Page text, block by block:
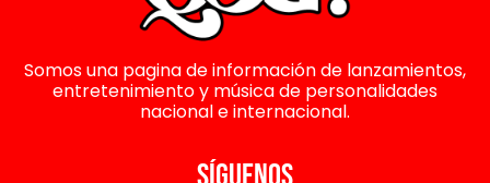
Somos una pagina de información de lanzamientos,
entretenimiento y música de personalidades
nacional e internacional.